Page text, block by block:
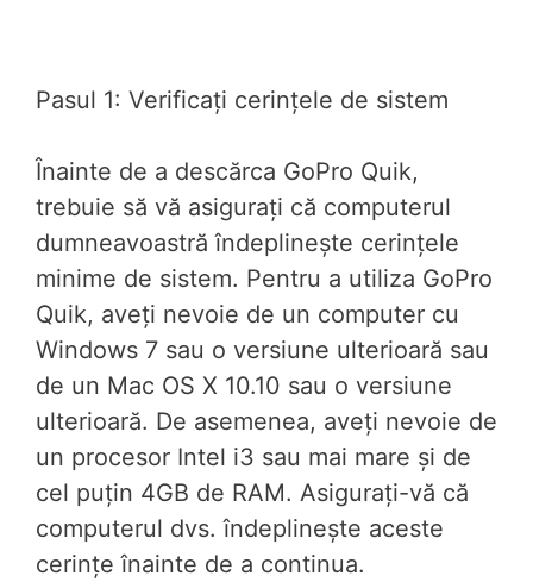
Pasul 1: Verificați cerințele de sistem
Înainte de a descărca GoPro Quik,
trebuie să vă asigurați că computerul
dumneavoastră îndeplinește cerințele
minime de sistem. Pentru a utiliza GoPro
Quik, aveți nevoie de un computer cu
Windows 7 sau o versiune ulterioară sau
de un Mac OS X 10.10 sau o versiune
ulterioară. De asemenea, aveți nevoie de
un procesor Intel i3 sau mai mare și de
cel puțin 4GB de RAM. Asigurați-vă că
computerul dvs. îndeplinește aceste
cerințe înainte de a continua.